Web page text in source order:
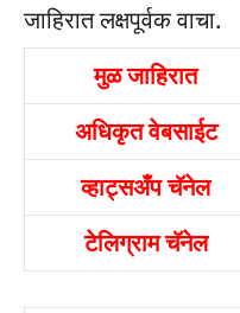
जाहिरात लक्षपूर्वक वाचा.
मुळ जाहिरात
अधिकृत वेबसाईट
व्हाट्सअँप चॅनेल
टेलिग्राम चॅनेल